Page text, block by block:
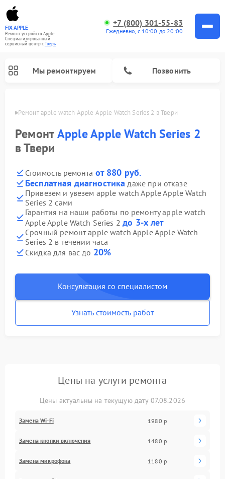
FIX-APPLE
Ремонт устройств Apple
Специализированный
cервисный центр г.Тверь
+7 (800) 301-55-83
Ежедневно, с 10:00 до 20:00
Мы ремонтируем Позвонить
Ремонт apple watch Apple Apple Watch Series 2 в Твери
РемонтApple Apple Watch Series 2
в Твери
Стоимость ремонта от 880 руб.
Бесплатная диагностика даже при отказе
Привезем и увезем apple watch Apple Apple Watch
Series 2 сами
Гарантия на наши работы по ремонту apple watch
Apple Apple Watch Series 2до 3-х лет
Срочный ремонт apple watch Apple Apple Watch
Series 2 в течении часа
Скидка для вас до 20%
Консультация со специалистом
Узнать стоимость работ
Цены на услуги ремонта
Цены актуальны на текущую дату 07.08.2026
Замена Wi-Fi 1980 р
Замена кнопки включения 1480 р
Замена микрофона 1180 р